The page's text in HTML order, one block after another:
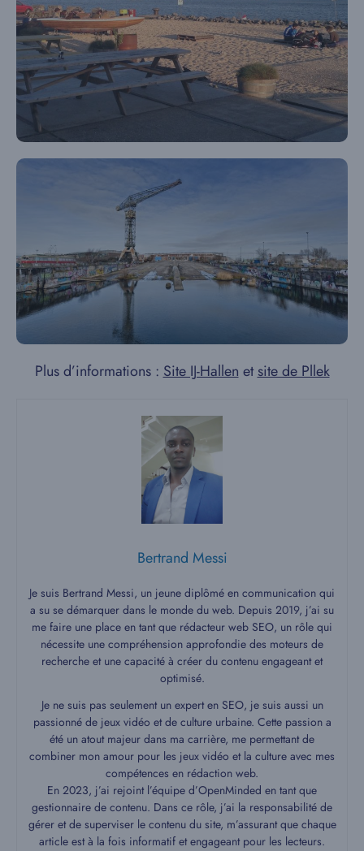
Plus d’informations : Site IJ-Hallen etsite de Pllek
Bertrand Messi
Je suis Bertrand Messi, un jeune diplômé en communication qui
a su se démarquer dans le monde du web. Depuis 2019, j’ai su
me faire une place en tant que rédacteur web SEO, un rôle qui
nécessite une compréhension approfondie des moteurs de
recherche et une capacité à créer du contenu engageant et
optimisé.
Je ne suis pas seulement un expert en SEO, je suis aussi un
passionné de jeux vidéo et de culture urbaine. Cette passion a
été un atout majeur dans ma carrière, me permettant de
combiner mon amour pour les jeux vidéo et la culture avec mes
compétences en rédaction web.
En 2023, j’ai rejoint l’équipe d’OpenMinded en tant que
gestionnaire de contenu. Dans ce rôle, j’ai la responsabilité de
gérer et de superviser le contenu du site, m’assurant que chaque
article est à la fois informatif et engageant pour les lecteurs.